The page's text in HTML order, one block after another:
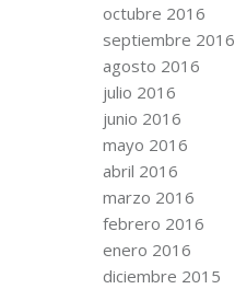
octubre 2016
septiembre 2016
agosto 2016
julio 2016
junio 2016
mayo 2016
abril 2016
marzo 2016
febrero 2016
enero 2016
diciembre 2015